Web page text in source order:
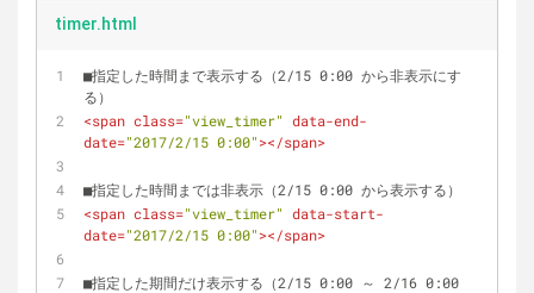
timer.html
■指定した時間まで表示する（2/15 0:00 から非表示にす
る）
<span class="view_timer" data-end-
date="2017/2/15 0:00"></span>
■指定した時間までは非表示（2/15 0:00 から表示する）
<span class="view_timer" data-start-
date="2017/2/15 0:00"></span>
■指定した期間だけ表示する（2/15 0:00 ～ 2/16 0:00